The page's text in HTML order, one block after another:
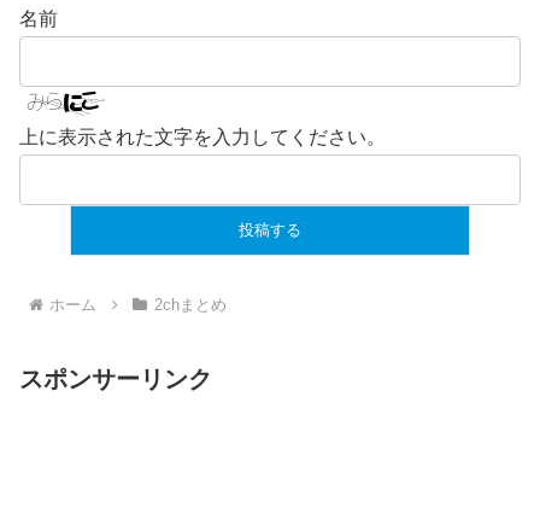
名前
上に表示された文字を入力してください。
ホーム 2chまとめ
スポンサーリンク